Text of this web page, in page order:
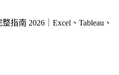
指南 2026｜Excel、Tableau、